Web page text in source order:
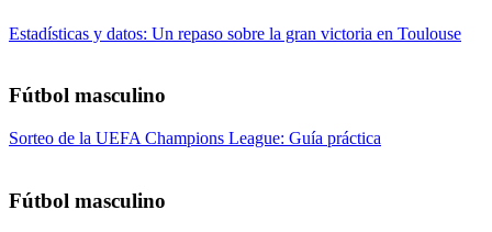
Estadísticas y datos: Un repaso sobre la gran victoria en Toulouse
Fútbol masculino
Sorteo de la UEFA Champions League: Guía práctica
Fútbol masculino